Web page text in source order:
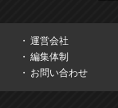
運営会社
編集体制
お問い合わせ